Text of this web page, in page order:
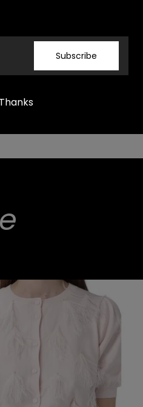
Subscribe
they are published.